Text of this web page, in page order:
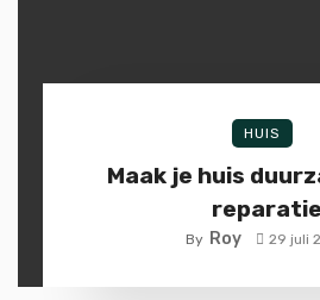
HUIS
Maak je huis
reparatie
By Roy 29 juli